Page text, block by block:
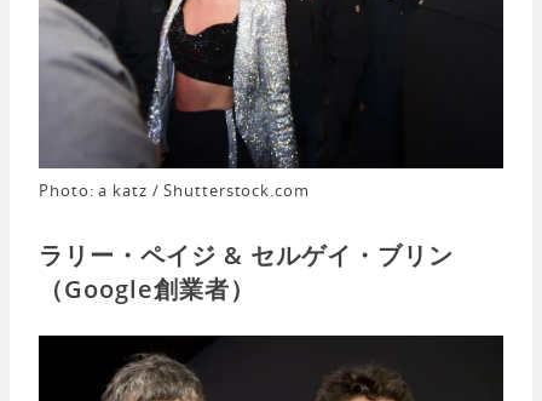
Photo: a katz / Shutterstock.com
ラリー・ペイジ & セルゲイ・ブリン
（Google創業者）